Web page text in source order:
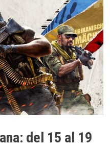
del 15 al 19